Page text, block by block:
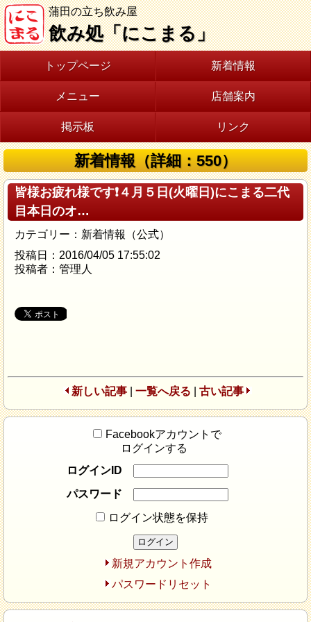
蒲田の立ち飲み屋
飲み処「にこまる」
トップページ 新着情報
メニュー 店舗案内
掲示板 リンク
新着情報（詳細：550）
皆様お疲れ様です❗４月５日(火曜日)にこまる二代
目本日のオ…
カテゴリー：新着情報（公式）
投稿日：2016/04/05 17:55:02
投稿者：管理人
新しい記事| 一覧へ戻る 古い記事
Facebookアカウントで
ログインする
ログインID
パスワード
ログイン状態を保持
新規アカウント作成
パスワードリセット